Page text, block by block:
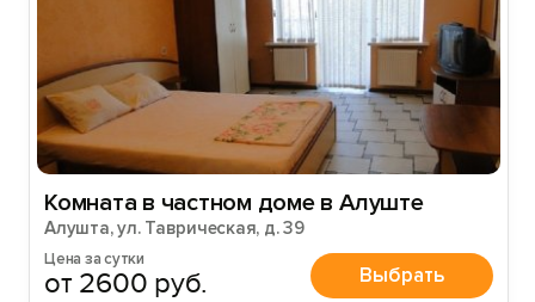
Комната в частном доме в Алуште
Алушта, ул. Таврическая, д. 39
Цена за сутки
от 2600 руб. Выбрать